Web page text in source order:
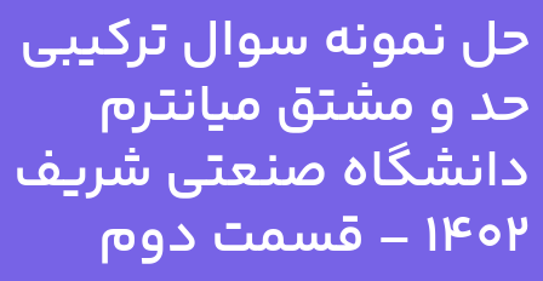
حل نمونه سوال ترکیبی
حد و مشتق میانترم
دانشگاه صنعتی شریف
۱۴۰۲ – قسمت دوم